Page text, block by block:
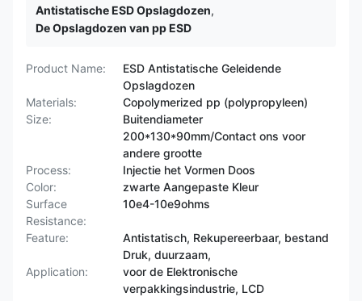
Antistatische ESD Opslagdozen,
De Opslagdozen van pp ESD
Product Name:
ESD Antistatische Geleidende
Opslagdozen
Materials:
Copolymerized pp (polypropyleen)
Size:
Buitendiameter
200*130*90mm/Contact ons voor
andere grootte
Process:
Injectie het Vormen Doos
Color:
zwarte Aangepaste Kleur
Surface
Resistance:
10e4-10e9ohms
Feature:
Antistatisch, Rekupereerbaar, bestand
Druk, duurzaam,
Application:
voor de Elektronische
verpakkingsindustrie, LCD